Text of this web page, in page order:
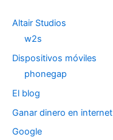
Altair Studios
w2s
Dispositivos móviles
phonegap
El blog
Ganar dinero en internet
Google